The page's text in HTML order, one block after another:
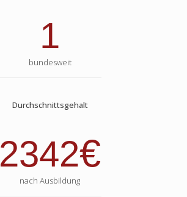
1
bundesweit
Durchschnittsgehalt
2342€
nach Ausbildung